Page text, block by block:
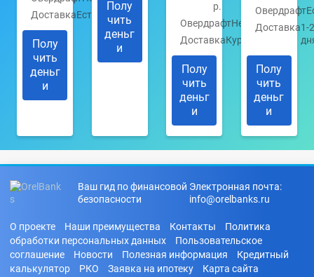
ДоставкаЕсть
Полу
чить
деньг
и
Полу
чить
деньг
и
р.
ОвердрафтНет
ДоставкаКурьером
Полу
чить
деньг
и
Овердрафт
Доставка1-2
Полу
чить
деньг
и
Ваш гид по финансовой
безопасности
Электронная почта:
info@orelbanks.ru
О проекте Наши преимущества Контакты
Политика
обработки персональных данных
Пользовательское
соглашение
Новости Полезная информация
Кредитный
калькулятор
РКО Заявка на ипотеку Карта сайта